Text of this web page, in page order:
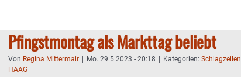
Pfingstmontag als Markttag beliebt
Von Regina Mittermair Mo. 29.5.2023 - 20:18 Kategorien: Schlagzeilen
HAAG